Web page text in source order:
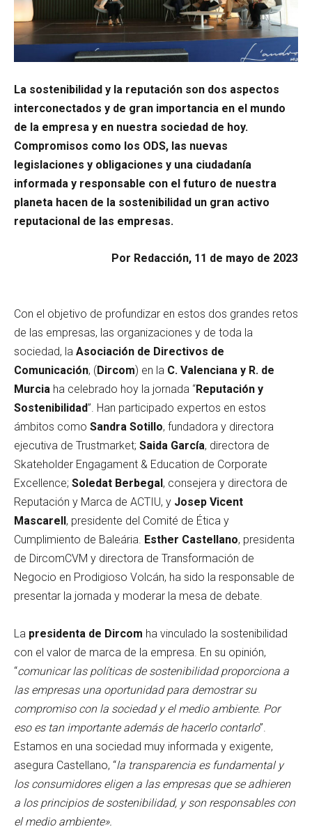
La sostenibilidad y la reputación son dos aspectos
interconectados y de gran importancia en el mundo
de la empresa y en nuestra sociedad de hoy.
Compromisos como los ODS, las nuevas
legislaciones y obligaciones y una ciudadanía
informada y responsable con el futuro de nuestra
planeta hacen de la sostenibilidad un gran activo
reputacional de las empresas.
Por Redacción, 11 de mayo de 2023
Con el objetivo de profundizar en estos dos grandes retos
de las empresas, las organizaciones y de toda la
sociedad, la Asociación de Directivos de
Comunicación, (Dircom) en la C. Valenciana y R. de
Murcia ha celebrado hoy la jornada “Reputación y
Sostenibilidad”. Han participado expertos en estos
ámbitos como Sandra Sotillo, fundadora y directora
ejecutiva de Trustmarket; Saida García, directora de
Skateholder Engagament & Education de Corporate
Excellence; Soledat Berbegal, consejera y directora de
Reputación y Marca de ACTIU, y Josep Vicent
Mascarell, presidente del Comité de Ética y
Cumplimiento de Baleária. Esther Castellano, presidenta
de DircomCVM y directora de Transformación de
Negocio en Prodigioso Volcán, ha sido la responsable de
presentar la jornada y moderar la mesa de debate.
La presidenta de Dircom ha vinculado la sostenibilidad
con el valor de marca de la empresa. En su opinión,
“comunicar las políticas de sostenibilidad proporciona a
las empresas una oportunidad para demostrar su
compromiso con la sociedad y el medio ambiente. Por
eso es tan importante además de hacerlo contarlo”.
Estamos en una sociedad muy informada y exigente,
asegura Castellano, “la transparencia es fundamental y
los consumidores eligen a las empresas que se adhieren
a los principios de sostenibilidad, y son responsables con
el medio ambiente».